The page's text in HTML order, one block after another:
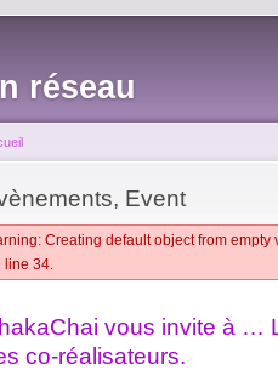
réseau
Event
Creating default object from
line 34.
vous invite à …
co-réalisateurs.